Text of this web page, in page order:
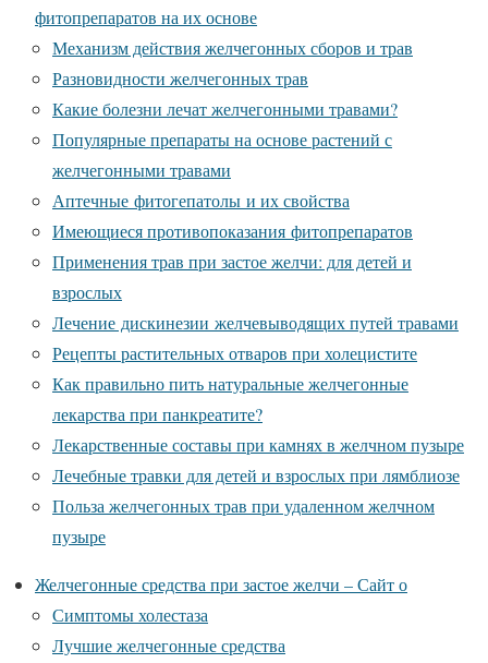
фитопрепаратов на их основе
Механизм действия желчегонных сборов и трав
Разновидности желчегонных трав
Какие болезни лечат желчегонными травами?
Популярные препараты на основе растений с
желчегонными травами
Аптечные фитогепатолы и их свойства
Имеющиеся противопоказания фитопрепаратов
Применения трав при застое желчи: для детей и
взрослых
Лечение дискинезии желчевыводящих путей травами
Рецепты растительных отваров при холецистите
Как правильно пить натуральные желчегонные
лекарства при панкреатите?
Лекарственные составы при камнях в желчном пузыре
Лечебные травки для детей и взрослых при лямблиозе
Польза желчегонных трав при удаленном желчном
пузыре
Желчегонные средства при застое желчи – Сайт о
Симптомы холестаза
Лучшие желчегонные средства